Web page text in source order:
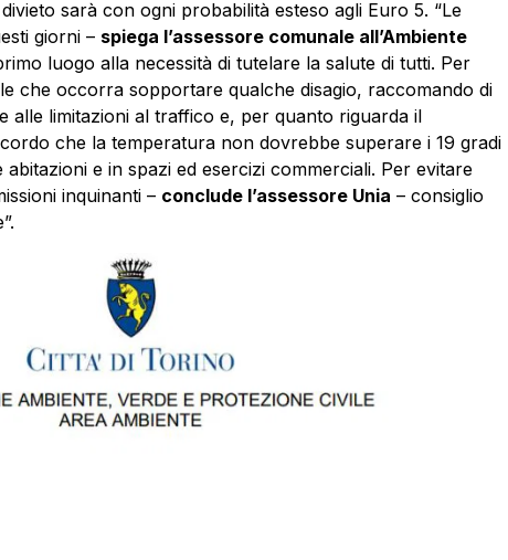
sarà con ogni probabilità esteso agli Euro 5. “Le
giorni – spiega l’assessore comunale all’Ambiente
luogo alla necessità di tutelare la salute di tutti. Per
che occorra sopportare qualche disagio, raccomando di
alle limitazioni al traffico e, per quanto riguarda il
che la temperatura non dovrebbe superare i 19 gradi
e in spazi ed esercizi commerciali. Per evitare
inquinanti – conclude l’assessore Unia – consiglio